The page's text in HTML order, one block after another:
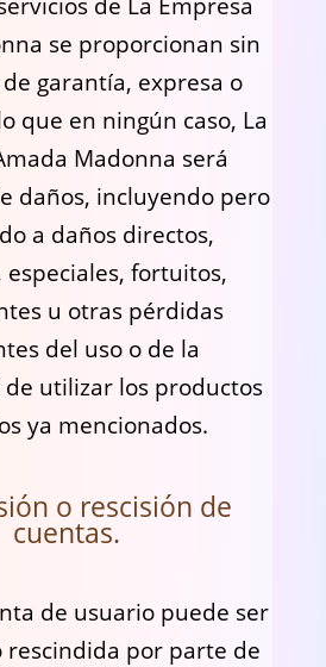
se proporcionan sin
garantía, expresa o
que en ningún caso, La
Madonna será
daños, incluyendo pero
a daños directos,
fortuitos,
u otras pérdidas
del uso o de la
utilizar los productos
ya mencionados.
o rescisión de
cuentas.
de usuario puede ser
rescindida por parte de